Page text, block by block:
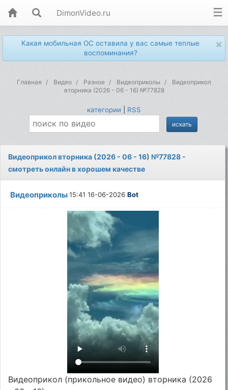
DimonVideo.ru
×
Какая мобильная ОС оставила у вас самые теплые
воспоминания?
Главная Видео Разное Видеоприколы
Видеоприкол
вторника (2026 - 06 - 16) №77828
категории RSS
Видеоприкол вторника (2026 - 06 - 16) №77828 -
смотреть онлайн в хорошем качестве
Видеоприколы15:41 16-06-2026Bot
Видеоприкол (прикольное видео) вторника (2026